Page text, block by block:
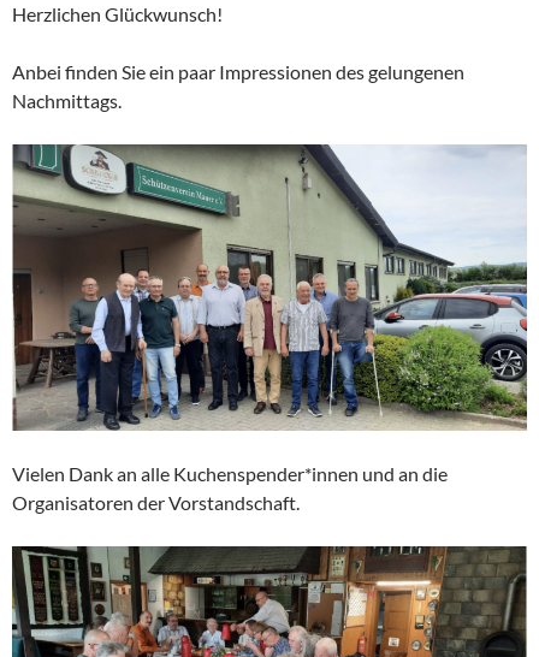
Herzlichen Glückwunsch!
Anbei finden Sie ein paar Impressionen des gelungenen
Nachmittags.
Vielen Dank an alle Kuchenspender*innen und an die
Organisatoren der Vorstandschaft.